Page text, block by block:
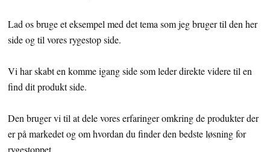
Lad os bruge et eksempel med det tema som jeg bruger til den her
side og til vores rygestop side.
Vi har skabt en komme igang side som leder direkte videre til en
find dit produkt side.
Den bruger vi til at dele vores erfaringer omkring de produkter der
er på markedet og om hvordan du finder den bedste løsning for
rygestoppet.